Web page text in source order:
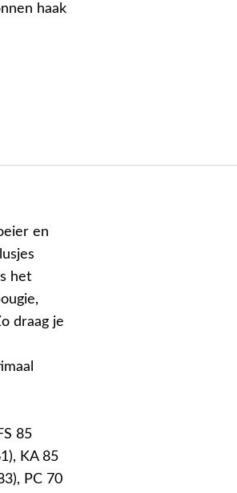
haak
en
het
draag je
85
KA 85
PC 70